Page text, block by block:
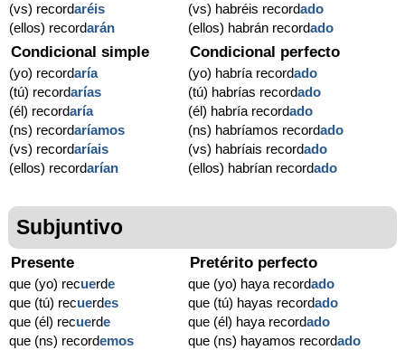
(vs) recordaréis
(ellos) recordarán
(vs) habréis recordado
(ellos) habrán recordado
Condicional simple
(yo) recordaría
(tú) recordarías
(él) recordaría
(ns) recordaríamos
(vs) recordaríais
(ellos) recordarían
Condicional perfecto
(yo) habría recordado
(tú) habrías recordado
(él) habría recordado
(ns) habríamos recordado
(vs) habríais recordado
(ellos) habrían recordado
Subjuntivo
Presente
que (yo) recuerde
que (tú) recuerdes
que (él) recuerde
que (ns) recordemos
Pretérito perfecto
que (yo) haya recordado
que (tú) hayas recordado
que (él) haya recordado
que (ns) hayamos recordado